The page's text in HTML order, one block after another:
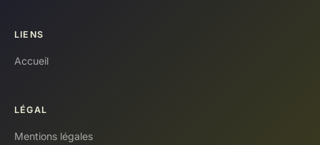
LIENS
Accueil
LÉGAL
Mentions légales